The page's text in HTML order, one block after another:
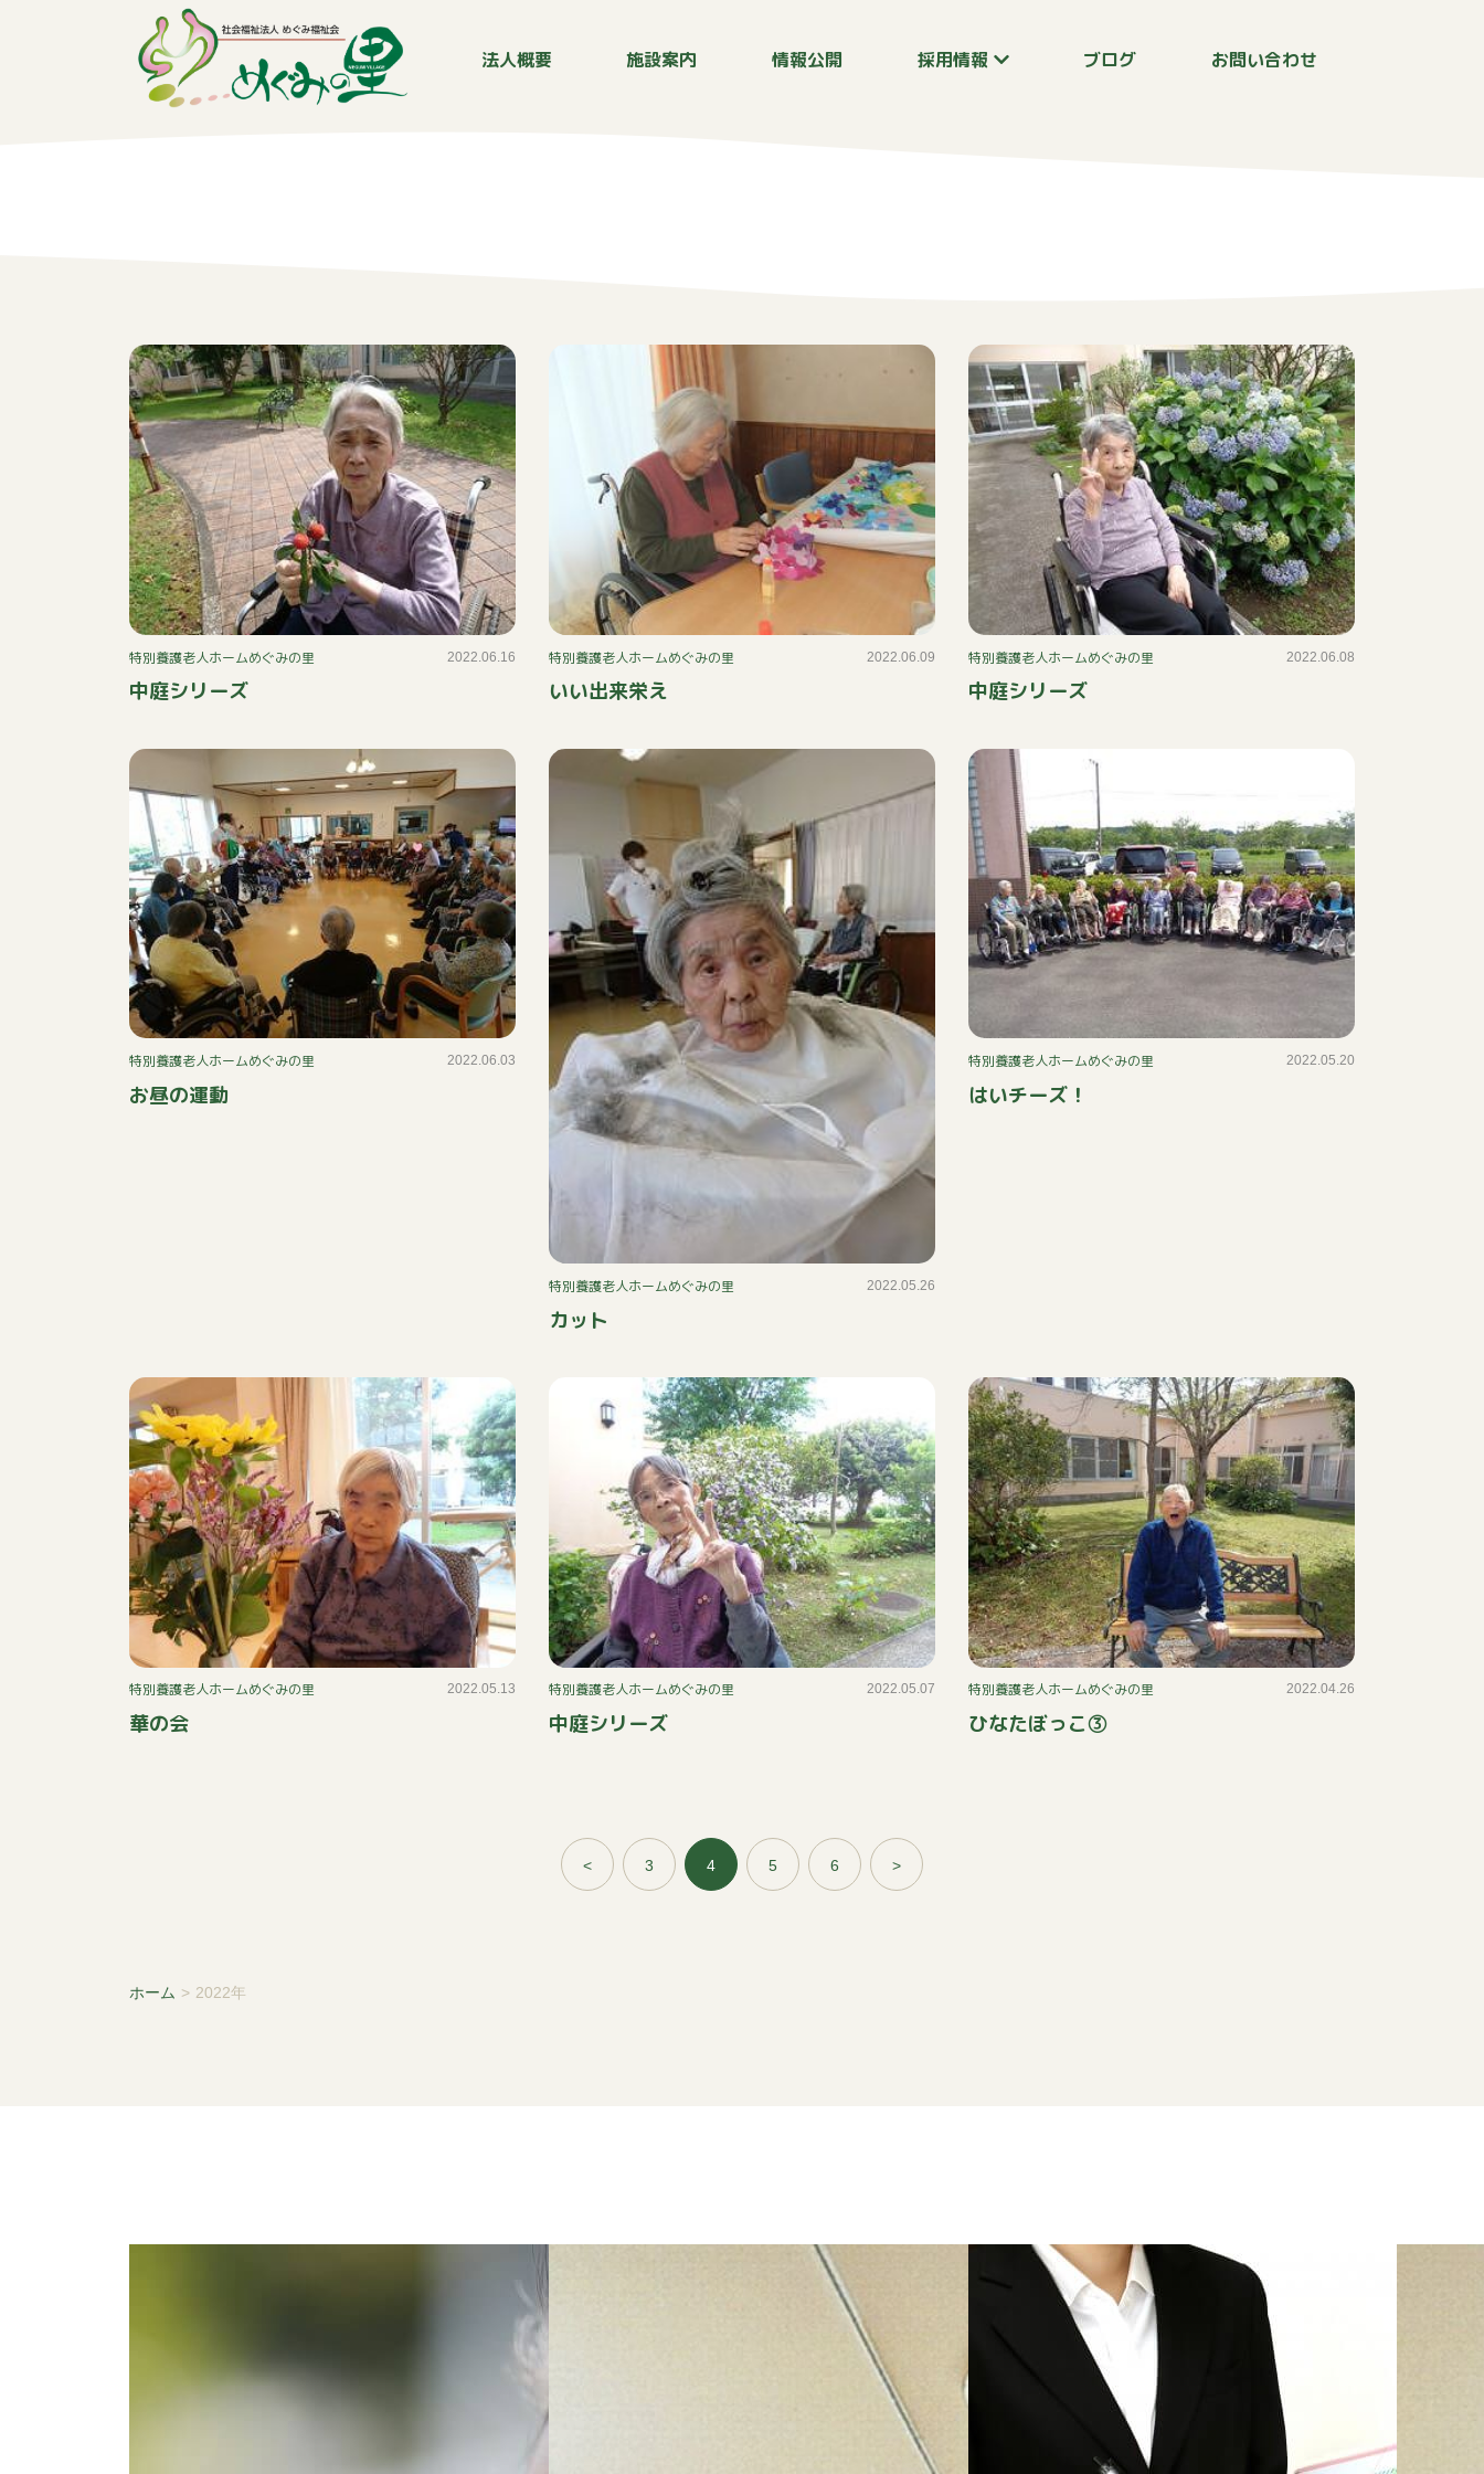
法人概要 施設案内 情報公開 採用情報 ブログ お問い合わせ
特別養護老人ホームめぐみの里 2022.06.16
中庭シリーズ
特別養護老人ホームめぐみの里 2022.06.09
いい出来栄え
特別養護老人ホームめぐみの里 2022.06.08
中庭シリーズ
特別養護老人ホームめぐみの里 2022.06.03
お昼の運動
特別養護老人ホームめぐみの里 2022.05.26
カット
特別養護老人ホームめぐみの里 2022.05.20
はいチーズ！
特別養護老人ホームめぐみの里 2022.05.13
華の会
特別養護老人ホームめぐみの里 2022.05.07
中庭シリーズ
特別養護老人ホームめぐみの里 2022.04.26
ひなたぼっこ③
< 3 4 5 6 >
ホーム > 2022年